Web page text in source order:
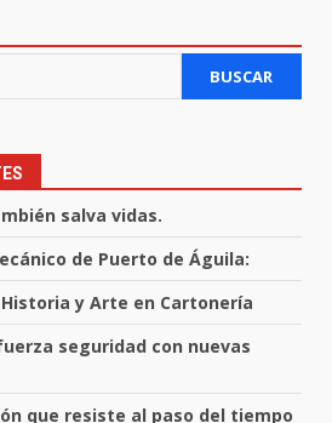
BUSCAR
salva vidas.
de Puerto de Águila:
y Arte en Cartonería
seguridad con nuevas
que resiste al paso del tiempo